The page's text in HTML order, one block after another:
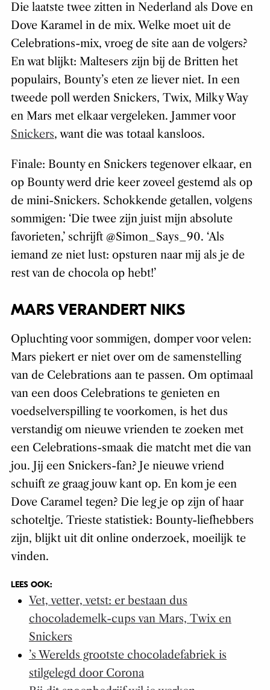
Die laatste twee zitten in Nederland als Dove en
Dove Karamel in de mix. Welke moet uit de
Celebrations-mix, vroeg de site aan de volgers?
En wat blijkt: Maltesers zijn bij de Britten het
populairs, Bounty’s eten ze liever niet. In een
tweede poll werden Snickers, Twix, Milky Way
en Mars met elkaar vergeleken. Jammer voor
Snickers, want die was totaal kansloos.
Finale: Bounty en Snickers tegenover elkaar, en
op Bounty werd drie keer zoveel gestemd als op
de mini-Snickers. Schokkende getallen, volgens
sommigen: ‘Die twee zijn juist mijn absolute
favorieten,’ schrijft @Simon_Says_90. ‘Als
iemand ze niet lust: opsturen naar mij als je de
rest van de chocola op hebt!’
MARS VERANDERT NIKS
Opluchting voor sommigen, domper voor velen:
Mars piekert er niet over om de samenstelling
van de Celebrations aan te passen. Om optimaal
van een doos Celebrations te genieten en
voedselverspilling te voorkomen, is het dus
verstandig om nieuwe vrienden te zoeken met
een Celebrations-smaak die matcht met die van
jou. Jij een Snickers-fan? Je nieuwe vriend
schuift ze graag jouw kant op. En kom je een
Dove Caramel tegen? Die leg je op zijn of haar
schoteltje. Trieste statistiek: Bounty-liefhebbers
zijn, blijkt uit dit online onderzoek, moeilijk te
vinden.
LEES OOK:
Vet, vetter, vetst: er bestaan dus
chocolademelk-cups van Mars, Twix en
Snickers
’s Werelds grootste chocoladefabriek is
stilgelegd door Corona